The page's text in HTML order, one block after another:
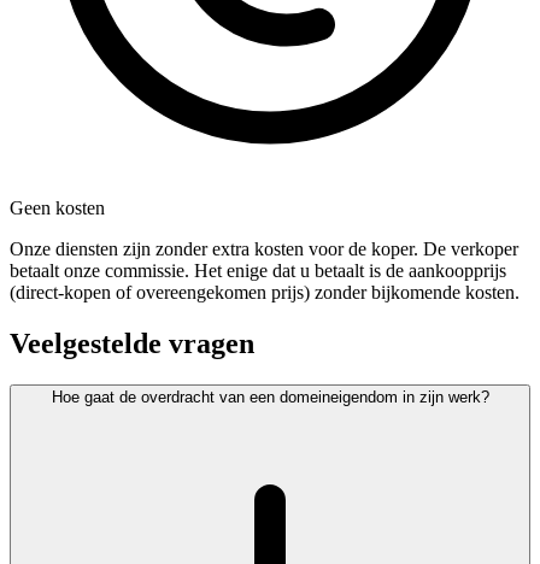
Geen kosten
Onze diensten zijn zonder extra kosten voor de koper. De verkoper
betaalt onze commissie. Het enige dat u betaalt is de aankoopprijs
(direct-kopen of overeengekomen prijs) zonder bijkomende kosten.
Veelgestelde vragen
Hoe gaat de overdracht van een domeineigendom in zijn werk?